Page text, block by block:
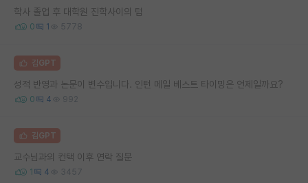
학사 졸업 후 대학원 진학사이의 텀
0 1 5778
김GPT
성적 반영과 논문이 변수입니다. 인턴 메일 베스트 타이밍은 언제일까요?
0 4 992
김GPT
교수님과의 컨택 이후 연락 질문
1 4 3457